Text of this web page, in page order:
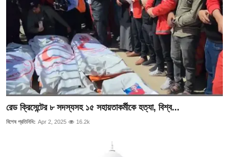
রেড ক্রিসেন্টের ৮ সদস্যসহ ১৫ সহায়তাকর্মীকে হত্যা, বিশ্ব...
বিশেষ প্রতিনিধি: Apr 2, 2025 16.2k